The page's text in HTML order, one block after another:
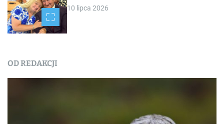
10 lipca 2026
OD REDAKCJI